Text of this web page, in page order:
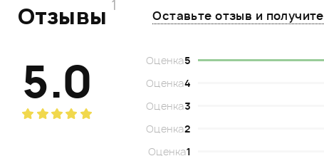
Отзывы 1
Оставьте отзыв и получите
5.0 Оценка5
Оценка4
Оценка3
Оценка2
Оценка1